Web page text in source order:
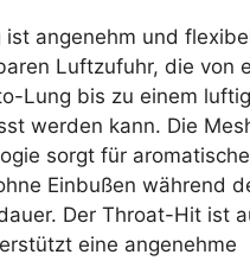
ist angenehm und
Luftzufuhr, die von
Lung bis zu einem
werden kann. Die
sorgt für
Einbußen während
Der Throat-Hit ist
eine angenehme